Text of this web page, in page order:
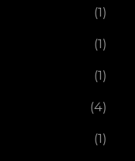
(1)
(1)
(1)
(4)
(1)